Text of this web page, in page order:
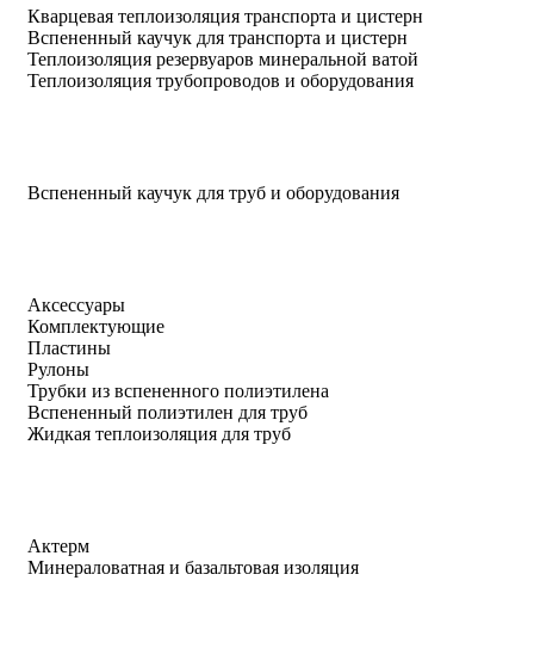
Кварцевая теплоизоляция транспорта и цистерн
Вспененный каучук для транспорта и цистерн
Теплоизоляция резервуаров минеральной ватой
Теплоизоляция трубопроводов и оборудования
Вспененный каучук для труб и оборудования
Аксессуары
Комплектующие
Пластины
Рулоны
Трубки из вспененного полиэтилена
Вспененный полиэтилен для труб
Жидкая теплоизоляция для труб
Актерм
Минераловатная и базальтовая изоляция